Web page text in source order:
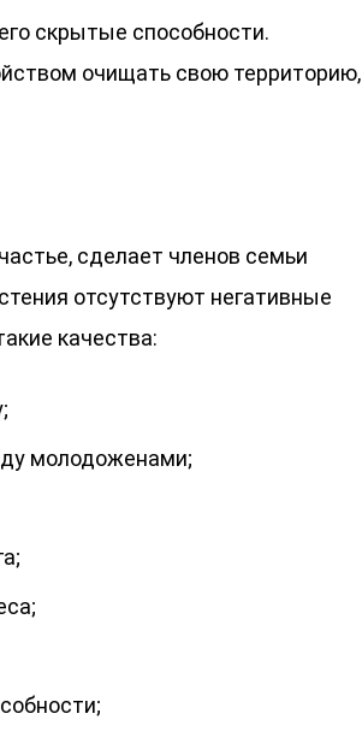
скрытые способности.
очищать свою территорию,
сделает членов семьи
отсутствуют негативные
качества:
молодоженами;